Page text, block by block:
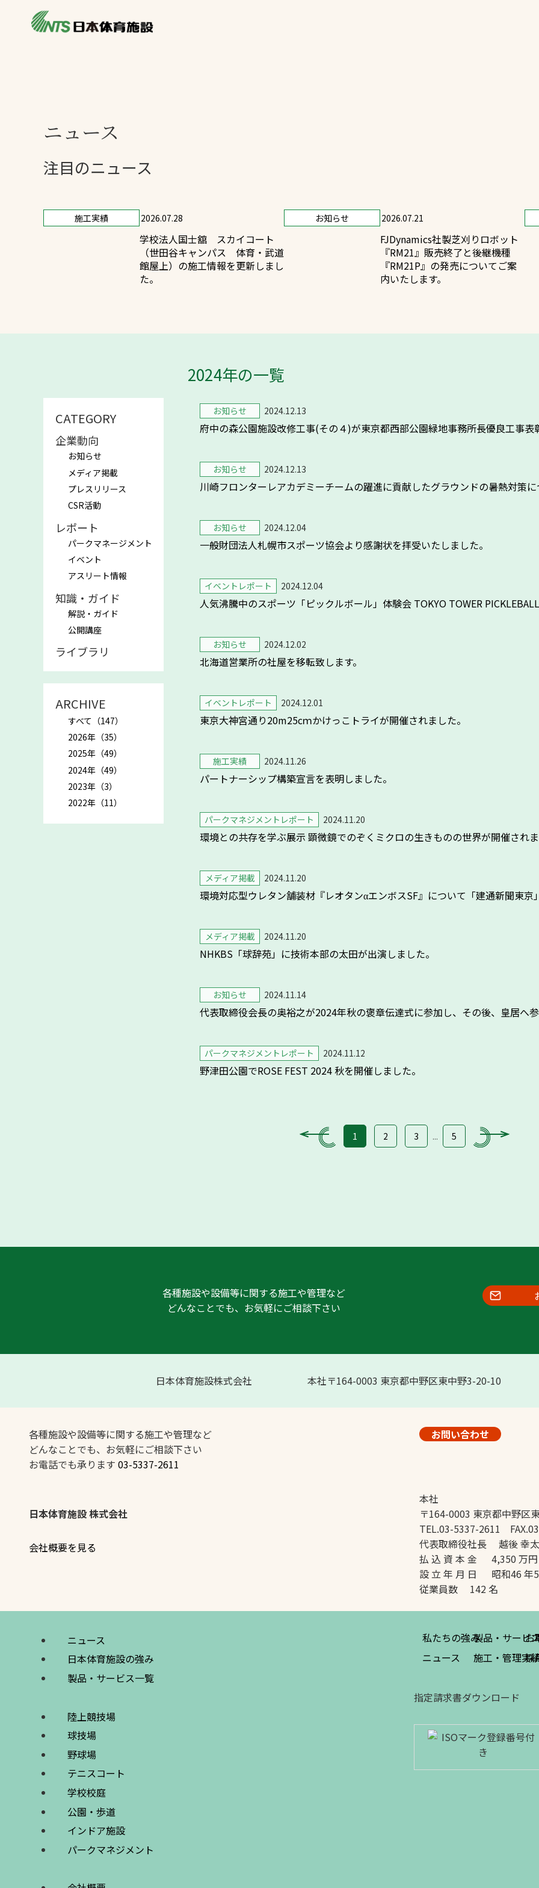
防球設備
パークマネジメント
スポーツターフ（芝生）
ニュース
注目のニュース
施工実績 2026.07.28
学校法人国士舘 スカイコート
（世田谷キャンパス 体育・武道
館屋上）の施工情報を更新しまし
た。
お知らせ 2026.07.21
FJDynamics社製芝刈りロボット
『RM21』販売終了と後継機種
『RM21P』の発売についてご案
内いたします。
CATEGORY
企業動向
お知らせ
メディア掲載
プレスリリース
CSR活動
レポート
パークマネージメント
イベント
アスリート情報
知識・ガイド
解説・ガイド
公開講座
ライブラリ
ARCHIVE
すべて（147）
2026年（35）
2025年（49）
2024年（49）
2023年（3）
2022年（11）
2024年の一覧
2024.12.13
お知らせ
府中の森公園施設改修工事(その４)が東京都西部公園緑地事務所長優良工事表
2024.12.13
お知らせ
川崎フロンターレアカデミーチームの躍進に貢献したグラウンドの暑熱対策
2024.12.04
お知らせ
一般財団法人札幌市スポーツ協会より感謝状を拝受いたしました。
2024.12.04
イベントレポート
人気沸騰中のスポーツ「ピックルボール」体験会 TOKYO TOWER
2024.12.02
お知らせ
北海道営業所の社屋を移転致します。
2024.12.01
イベントレポート
東京大神宮通り20m25cｍかけっこトライが開催されました。
2024.11.26
施工実績
パートナーシップ構築宣言を表明しました。
2024.11.20
パークマネジメントレポート
環境との共存を学ぶ展示 顕微鏡でのぞくミクロの生きものの世界が開催され
2024.11.20
メディア掲載
環境対応型ウレタン舗装材『レオタンαエンボスSF』について「建通新聞東
2024.11.20
メディア掲載
NHKBS「球辞苑」に技術本部の太田が出演しました。
2024.11.14
お知らせ
代表取締役会長の奥裕之が2024年秋の褒章伝達式に参加し、その後、皇居へ
2024.11.12
パークマネジメントレポート
野津田公園でROSE FEST 2024 秋を開催しました。
1 2 3 ... 5
各種施設や設備等に関する施工や管理など
どんなことでも、お気軽にご相談下さい
日本体育施設株式会社 本社〒164-0003 東京都中野区東中野3-20-10
各種施設や設備等に関する施工や管理など
どんなことでも、お気軽にご相談下さい
お電話でも承ります 03-5337-2611
お問い合わせ
日本体育施設 株式会社
会社概要を見る
本社
〒164-0003 東京都中野区
TEL.03-5337-2611
代表取締役社長 越後 幸
払 込 資 本 金 4,350 万円
設 立 年 月 日 昭和46 年
従業員数 142 名
ニュース
日本体育施設の強み
製品・サービス一覧
陸上競技場
球技場
野球場
テニスコート
学校校庭
公園・歩道
インドア施設
パークマネジメント
私たちの強み
ニュース
製品・サービ
施工・管理実
お
採
指定請求書ダウンロード